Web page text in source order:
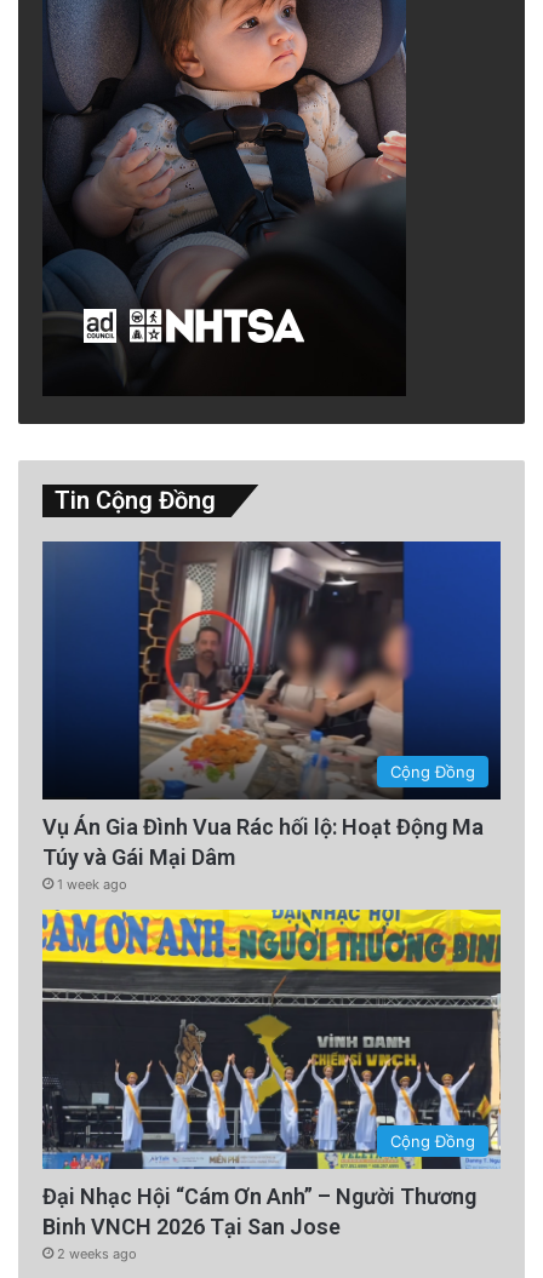
Tin Cộng Đồng
Cộng Đồng
Vụ Án Gia Đình Vua Rác hối lộ: Hoạt Động Ma
Túy và Gái Mại Dâm
1 week ago
Cộng Đồng
Đại Nhạc Hội “Cám Ơn Anh” – Người Thương
Binh VNCH 2026 Tại San Jose
2 weeks ago